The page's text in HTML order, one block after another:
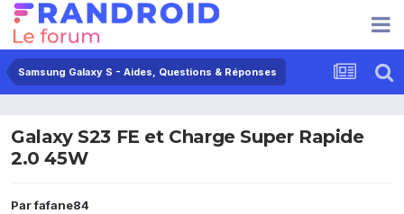
Samsung Galaxy S - Aides, Questions & Réponses
Galaxy S23 FE et Charge Super Rapide
2.0 45W
Parfafane84